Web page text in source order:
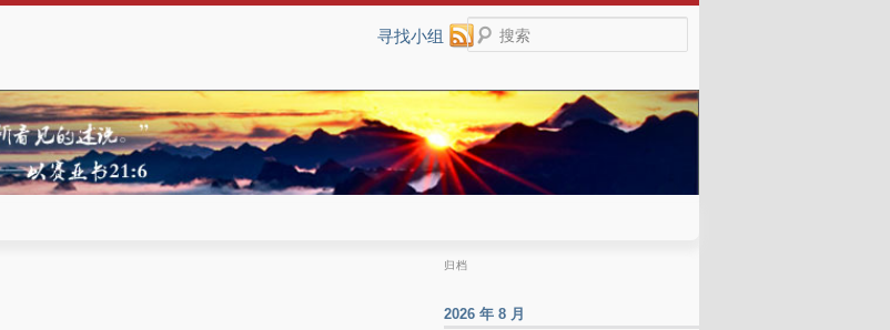
寻找小组 搜索
归档
2026 年 8 月